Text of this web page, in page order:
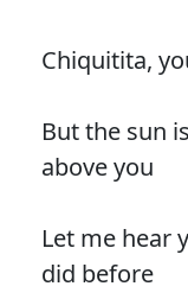
Chiquitita,
But the sun
above you
Let me hear
did before